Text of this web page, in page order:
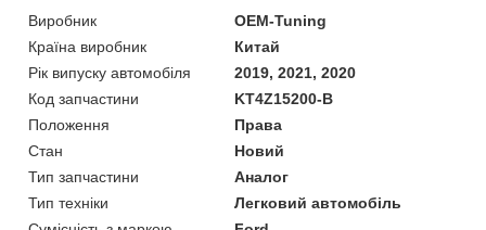
Виробник
OEM-Tuning
Країна виробник
Китай
Рік випуску автомобіля
2019, 2021, 2020
Код запчастини
KT4Z15200-B
Положення
Права
Стан
Новий
Тип запчастини
Аналог
Тип техніки
Легковий автомобіль